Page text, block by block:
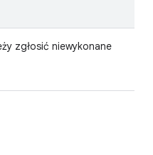
zgłosić niewykonane